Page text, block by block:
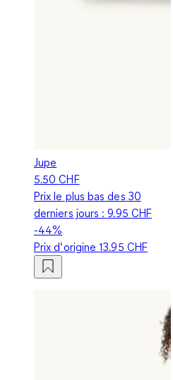
Jupe
5.50 CHF
Prix le plus bas des 30
derniers jours :9.95 CHF
-44%
Prix d‘origine13.95 CHF